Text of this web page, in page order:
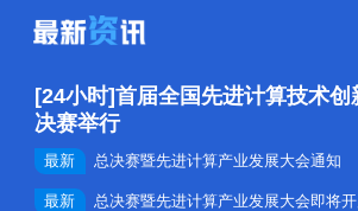
[24小时]首届全国先进计算技术创
决赛举行
最新 总决赛暨先进计算产业发展大会通知
最新 总决赛暨先进计算产业发展大会即将